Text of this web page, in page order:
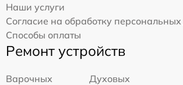
Наши услуги
Согласие на обработку
Способы оплаты
Ремонт устройств
Варочных
Духовых